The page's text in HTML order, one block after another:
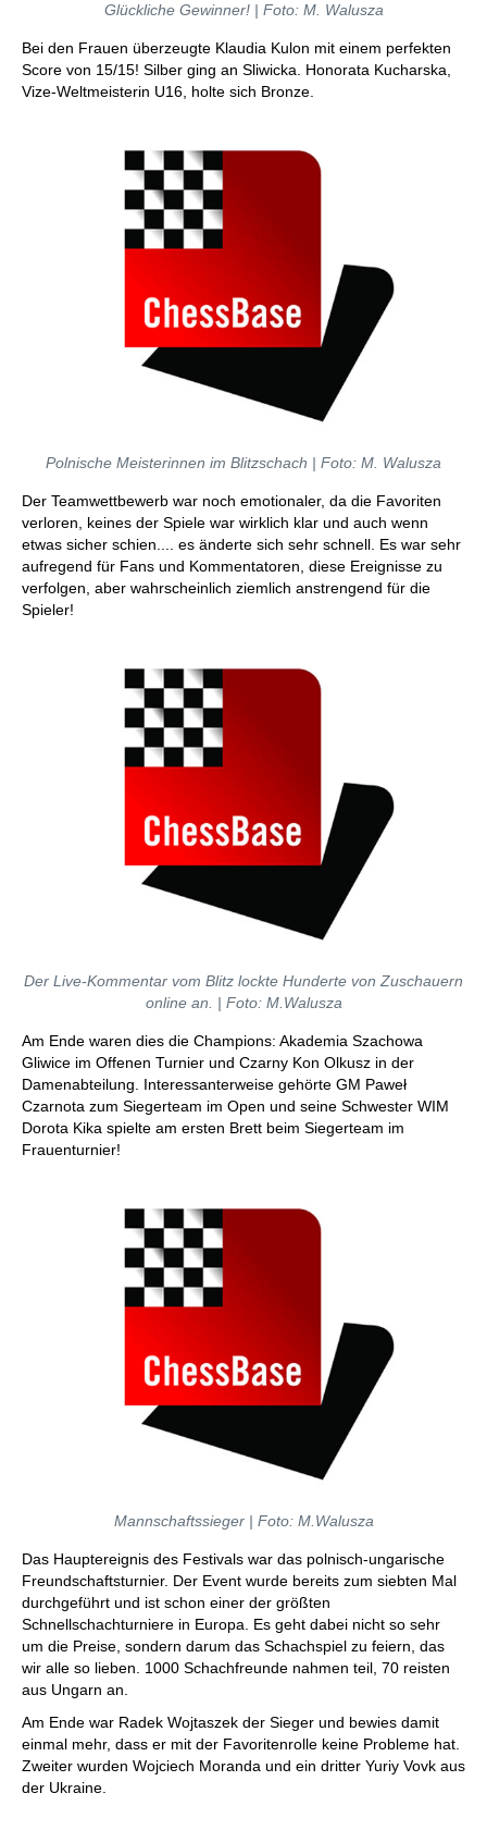
Glückliche Gewinner! | Foto: M. Walusza
Bei den Frauen überzeugte Klaudia Kulon mit einem perfekten
Score von 15/15! Silber ging an Sliwicka. Honorata Kucharska,
Vize-Weltmeisterin U16, holte sich Bronze.
Polnische Meisterinnen im Blitzschach | Foto: M. Walusza
Der Teamwettbewerb war noch emotionaler, da die Favoriten
verloren, keines der Spiele war wirklich klar und auch wenn
etwas sicher schien.... es änderte sich sehr schnell. Es war sehr
aufregend für Fans und Kommentatoren, diese Ereignisse zu
verfolgen, aber wahrscheinlich ziemlich anstrengend für die
Spieler!
Der Live-Kommentar vom Blitz lockte Hunderte von Zuschauern
online an. | Foto: M.Walusza
Am Ende waren dies die Champions: Akademia Szachowa
Gliwice im Offenen Turnier und Czarny Kon Olkusz in der
Damenabteilung. Interessanterweise gehörte GM Paweł
Czarnota zum Siegerteam im Open und seine Schwester WIM
Dorota Kika spielte am ersten Brett beim Siegerteam im
Frauenturnier!
Mannschaftssieger | Foto: M.Walusza
Das Hauptereignis des Festivals war das polnisch-ungarische
Freundschaftsturnier. Der Event wurde bereits zum siebten Mal
durchgeführt und ist schon einer der größten
Schnellschachturniere in Europa. Es geht dabei nicht so sehr
um die Preise, sondern darum das Schachspiel zu feiern, das
wir alle so lieben. 1000 Schachfreunde nahmen teil, 70 reisten
aus Ungarn an.
Am Ende war Radek Wojtaszek der Sieger und bewies damit
einmal mehr, dass er mit der Favoritenrolle keine Probleme hat.
Zweiter wurden Wojciech Moranda und ein dritter Yuriy Vovk aus
der Ukraine.